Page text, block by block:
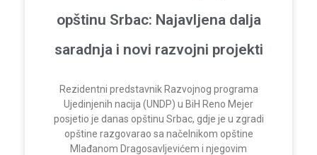
opštinu Srbac: Najavljena dalja
saradnja i novi razvojni projekti
Rezidentni predstavnik Razvojnog programa
Ujedinjenih nacija (UNDP) u BiH Reno Mejer
posjetio je danas opštinu Srbac, gdje je u zgradi
opštine razgovarao sa načelnikom opštine
Mlađanom Dragosavljevićem i njegovim